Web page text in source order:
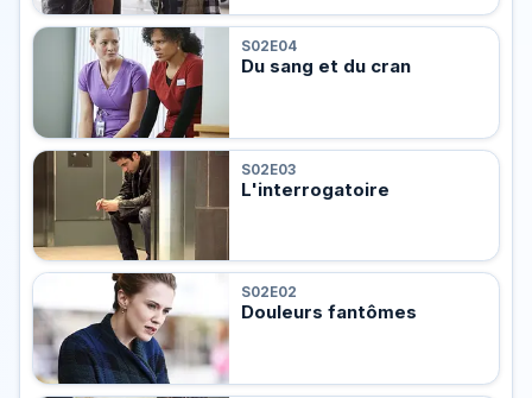
S02E04
Du sang et du cran
S02E03
L'interrogatoire
S02E02
Douleurs fantômes